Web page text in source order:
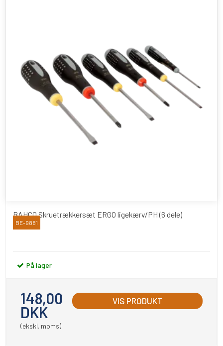
BAHCO Skruetrækkersæt ERGO ligekærv/PH (6 dele)
Bahco
BE-9881
På lager
148,00
DKK
(ekskl. moms)
VIS PRODUKT